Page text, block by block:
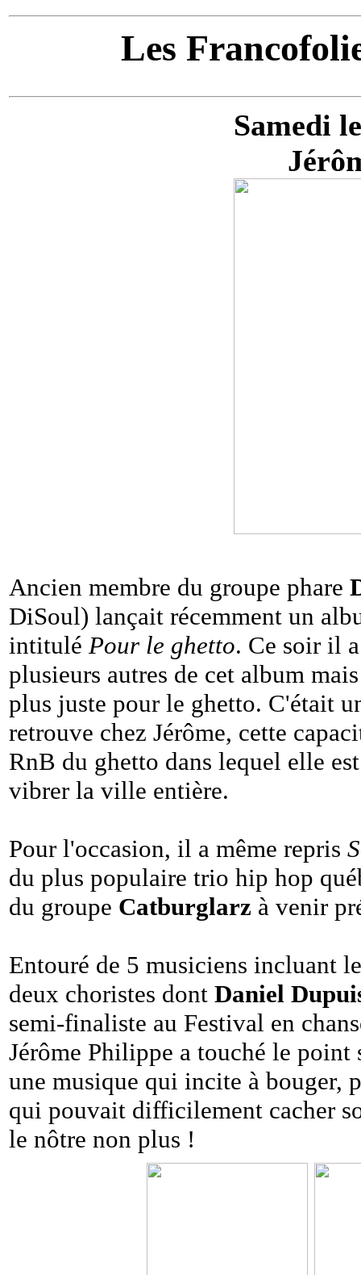
Les
Samedi
Ancien membre du groupe phare
DiSoul) lançait récemment un
intitulé Pour le ghetto. Ce soir il
plusieurs autres de cet album
plus juste pour le ghetto. C'était
retrouve chez Jérôme, cette
RnB du ghetto dans lequel elle
vibrer la ville entière.
Pour l'occasion, il a même repris
du plus populaire trio hip hop
du groupe Catburglarz à venir
Entouré de 5 musiciens incluant
deux choristes dont Daniel
semi-finaliste au Festival en
Jérôme Philippe a touché le point
une musique qui incite à bouger,
qui pouvait difficilement cacher
le nôtre non plus !